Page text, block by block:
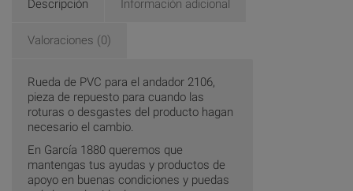
Descripción Información adicional
Valoraciones (0)
Rueda de PVC para el andador 2106,
pieza de repuesto para cuando las
roturas o desgastes del producto hagan
necesario el cambio.
En García 1880 queremos que
mantengas tus ayudas y productos de
apoyo en buenas condiciones y puedas